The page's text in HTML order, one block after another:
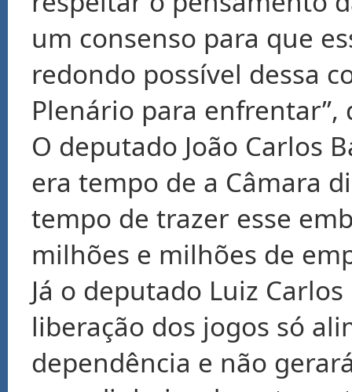
um consenso para que
redondo possível dessa
Plenário para enfrentar”,
O deputado João Carlos
era tempo de a Câmara
tempo de trazer esse
milhões e milhões de
Já o deputado Luiz
liberação dos jogos só
dependência e não